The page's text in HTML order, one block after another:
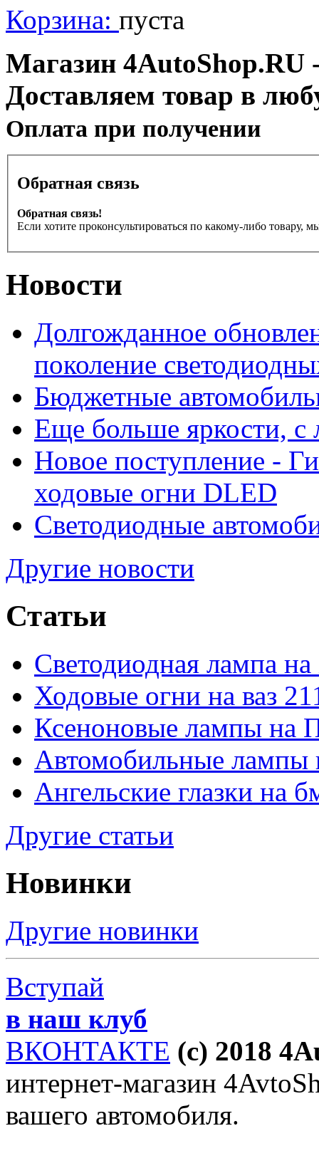
Корзина: пуста
Магазин 4AutoShop.RU
Доставляем товар в
Оплата при получении
Обратная связь
Обратная связь!
Если хотите проконсультироваться по какому-либо товару,
Новости
Долгожданное
поколение
Бюджетные
Еще больше яркости,
Новое поступление -
ходовые огни DLED
Светодиодные
Другие новости
Статьи
Светодиодная лампа
Ходовые огни на ваз
Ксеноновые лампы на
Автомобильные лампы
Ангельские глазки на
Другие статьи
Новинки
Другие новинки
Вступай
в наш клуб
ВКОНТАКТЕ (c) 2018
интернет-магазин
вашего автомобиля.